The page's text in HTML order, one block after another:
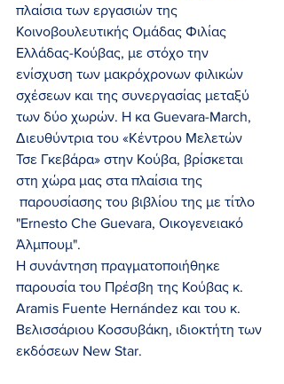
πλαίσια των εργασιών της
Κοινοβουλευτικής Ομάδας Φιλίας
Ελλάδας-Κούβας, με στόχο την
ενίσχυση των μακρόχρονων φιλικών
σχέσεων και της συνεργασίας μεταξύ
των δύο χωρών. Η κα Guevara-March,
Διευθύντρια του «Κέντρου Μελετών
Τσε Γκεβάρα» στην Κούβα, βρίσκεται
στη χώρα μας στα πλαίσια της
παρουσίασης του βιβλίου της με τίτλο
"Ernesto Che Guevara, Οικογενειακό
Άλμπουμ".
Η συνάντηση πραγματοποιήθηκε
παρουσία του Πρέσβη της Κούβας κ.
Aramis Fuente Hernández και του κ.
Βελισσάριου Κοσσυβάκη, ιδιοκτήτη των
εκδόσεων New Star.